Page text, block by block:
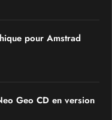
pour Amstrad
Geo CD en version